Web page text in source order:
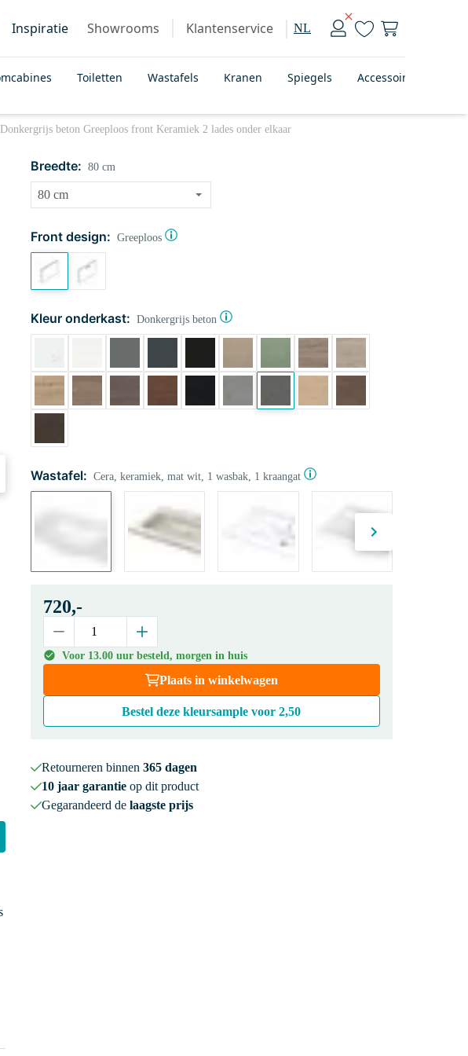
Inspiratie Showrooms Klantenservice NL
Toiletten Wastafels Kranen Spiegels Accessoires
beton Greeploos front Keramiek 2 lades onder elkaar
Breedte: 80 cm
Front design: Greeploos
Kleur onderkast: Donkergrijs beton
Wastafel: Cera, keramiek, mat wit, 1 wasbak, 1 kraangat
720,-
Voor 13.00 uur besteld, morgen in huis
Plaats in winkelwagen
Bestel deze kleursample voor2,50
Retourneren binnen 365 dagen
10 jaar garantieop dit product
Gegarandeerd de laagste prijs